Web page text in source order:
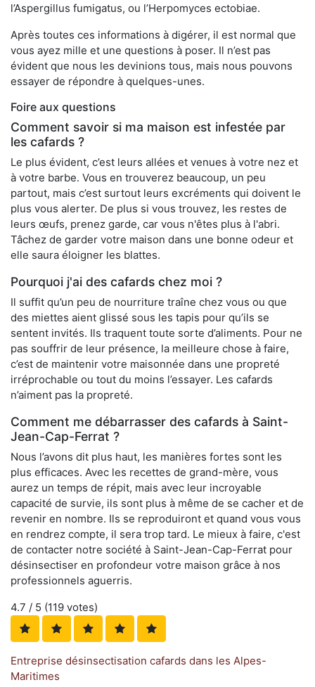
l’Aspergillus fumigatus, ou l’Herpomyces ectobiae.
Après toutes ces informations à digérer, il est normal que
vous ayez mille et une questions à poser. Il n’est pas
évident que nous les devinions tous, mais nous pouvons
essayer de répondre à quelques-unes.
Foire aux questions
Comment savoir si ma maison est infestée par
les cafards ?
Le plus évident, c’est leurs allées et venues à votre nez et
à votre barbe. Vous en trouverez beaucoup, un peu
partout, mais c’est surtout leurs excréments qui doivent le
plus vous alerter. De plus si vous trouvez, les restes de
leurs œufs, prenez garde, car vous n'êtes plus à l'abri.
Tâchez de garder votre maison dans une bonne odeur et
elle saura éloigner les blattes.
Pourquoi j'ai des cafards chez moi ?
Il suffit qu’un peu de nourriture traîne chez vous ou que
des miettes aient glissé sous les tapis pour qu’ils se
sentent invités. Ils traquent toute sorte d’aliments. Pour ne
pas souffrir de leur présence, la meilleure chose à faire,
c’est de maintenir votre maisonnée dans une propreté
irréprochable ou tout du moins l’essayer. Les cafards
n’aiment pas la propreté.
Comment me débarrasser des cafards à Saint-
Jean-Cap-Ferrat ?
Nous l’avons dit plus haut, les manières fortes sont les
plus efficaces. Avec les recettes de grand-mère, vous
aurez un temps de répit, mais avec leur incroyable
capacité de survie, ils sont plus à même de se cacher et de
revenir en nombre. Ils se reproduiront et quand vous vous
en rendrez compte, il sera trop tard. Le mieux à faire, c'est
de contacter notre société à Saint-Jean-Cap-Ferrat pour
désinsectiser en profondeur votre maison grâce à nos
professionnels aguerris.
4.7 / 5 (119 votes)
Entreprise désinsectisation cafards dans les Alpes-
Maritimes